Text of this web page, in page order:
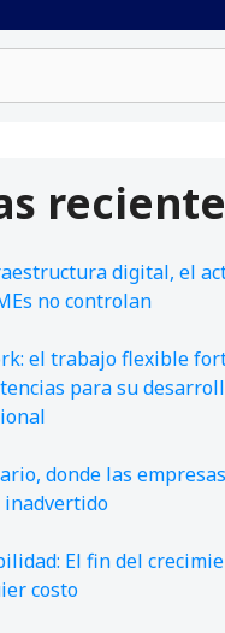
digital, el
no controlan
el trabajo flexible
para su
donde las
El fin del
costo